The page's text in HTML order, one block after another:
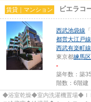
賃貸｜マンション ビエラコ
西武池袋線 「
都営大江戸線
西武有楽町線
東京都練馬区
-
築年数：築
階数：6階建
◆浴室乾燥◆室内洗濯機置場◆Ｉ